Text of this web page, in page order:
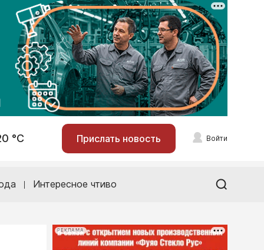
°С Прислать новость Войти
Интересное чтиво
РЕКЛАМА